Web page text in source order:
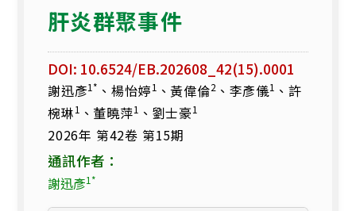
肝炎群聚事件
DOI: 10.6524/EB.202608_42(15).0001
謝迅彥1* 、楊怡婷1 、黃偉倫2、李彥儀1 、許
椀琳1 、董曉萍1 、劉士豪1
2026年 第42卷 第15期
通訊作者：
謝迅彥1*